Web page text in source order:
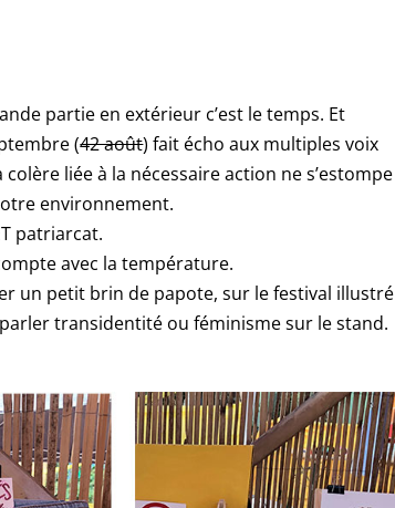
partie en extérieur c’est le temps. Et
(42 août) fait écho aux multiples voix
colère liée à la nécessaire action ne s’estompe
environnement.
patriarcat.
avec la température.
un petit brin de papote, sur le festival illustré
transidentité ou féminisme sur le stand.